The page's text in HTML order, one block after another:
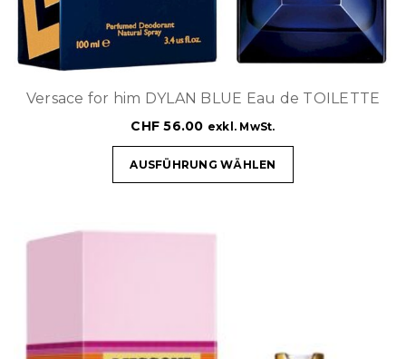
Versace for him DYLAN BLUE Eau de TOILETTE
CHF 56.00 exkl. MwSt.
AUSFÜHRUNG WÄHLEN